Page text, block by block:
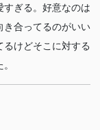
ぎる。好意なのは
き合ってるのがいい
けどそこに対する